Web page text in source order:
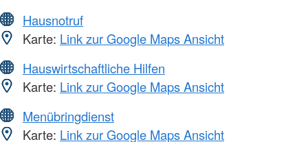
Hausnotruf
Karte: Link zur Google Maps Ansicht
Hauswirtschaftliche Hilfen
Karte: Link zur Google Maps Ansicht
Menübringdienst
Karte: Link zur Google Maps Ansicht